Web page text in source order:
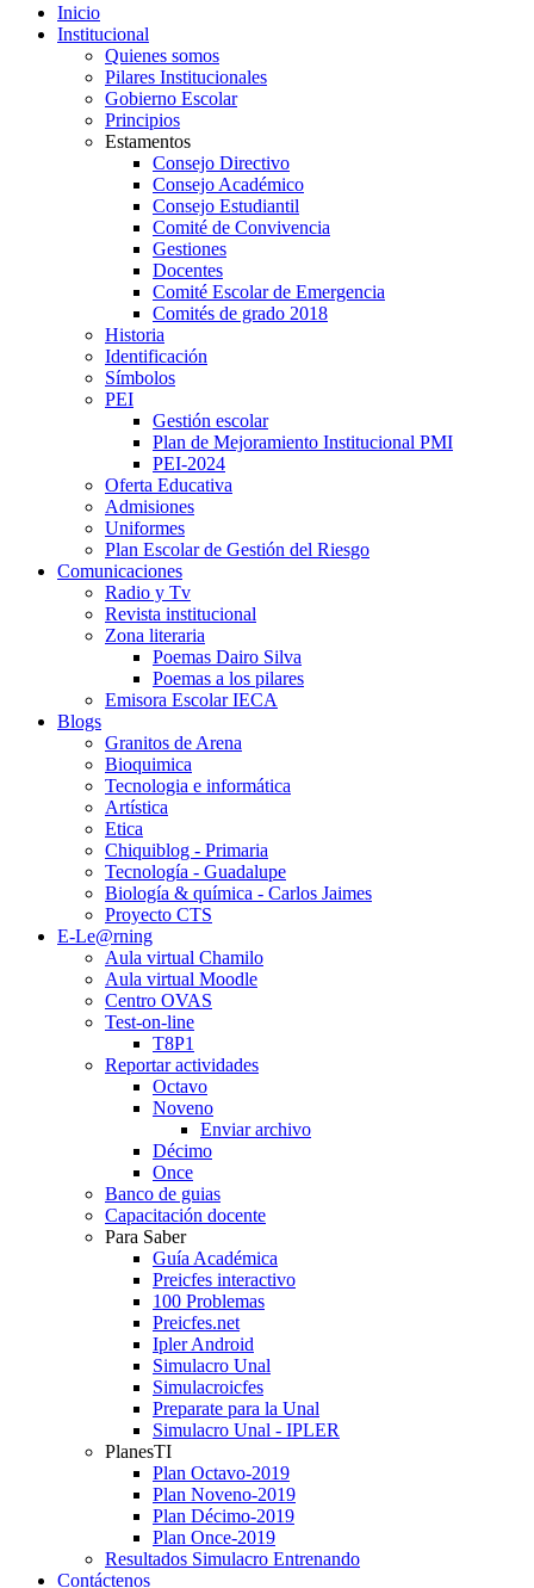
Inicio
Institucional
Quienes somos
Pilares Institucionales
Gobierno Escolar
Principios
Estamentos
Consejo Directivo
Consejo Académico
Consejo Estudiantil
Comité de Convivencia
Gestiones
Docentes
Comité Escolar de Emergencia
Comités de grado 2018
Historia
Identificación
Símbolos
PEI
Gestión escolar
Plan de Mejoramiento Institucional PMI
PEI-2024
Oferta Educativa
Admisiones
Uniformes
Plan Escolar de Gestión del Riesgo
Comunicaciones
Radio y Tv
Revista institucional
Zona literaria
Poemas Dairo Silva
Poemas a los pilares
Emisora Escolar IECA
Blogs
Granitos de Arena
Bioquimica
Tecnologia e informática
Artística
Etica
Chiquiblog - Primaria
Tecnología - Guadalupe
Biología & química - Carlos Jaimes
Proyecto CTS
E-Le@rning
Aula virtual Chamilo
Aula virtual Moodle
Centro OVAS
Test-on-line
T8P1
Reportar actividades
Octavo
Noveno
Enviar archivo
Décimo
Once
Banco de guias
Capacitación docente
Para Saber
Guía Académica
Preicfes interactivo
100 Problemas
Preicfes.net
Ipler Android
Simulacro Unal
Simulacroicfes
Preparate para la Unal
Simulacro Unal - IPLER
PlanesTI
Plan Octavo-2019
Plan Noveno-2019
Plan Décimo-2019
Plan Once-2019
Resultados Simulacro Entrenando
Contáctenos